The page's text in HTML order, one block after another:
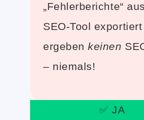
„Fehlerberichte“
SEO-Tool exportiert
ergebenkeinen
– niemals!
✅ JA